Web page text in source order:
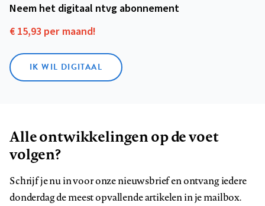
Neem het digitaal ntvg abonnement
€ 15,93 per maand!
IK WIL DIGITAAL
Alle ontwikkelingen op de voet
volgen?
Schrijf je nu in voor onze nieuwsbrief en ontvang iedere
donderdag de meest opvallende artikelen in je mailbox.